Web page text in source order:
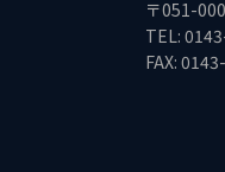
〒051-
TEL:
FAX: